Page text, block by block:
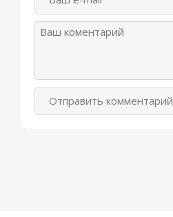
Отправить комментарий